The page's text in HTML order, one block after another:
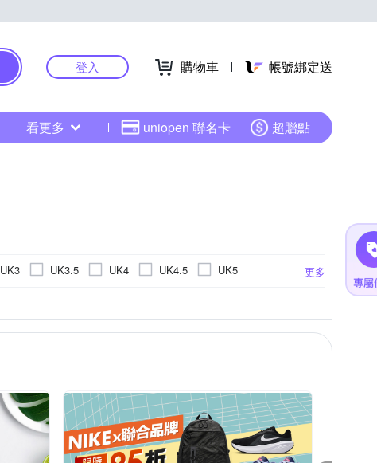
登入 購物車 帳號綁定送
看更多 uniopen 聯名卡 超贈點
更多
UK3 UK3.5 UK4 UK4.5
UK5